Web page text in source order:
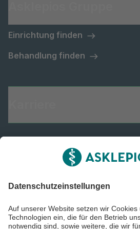
Einrichtung finden
Behandlung finden
Informiert bleiben